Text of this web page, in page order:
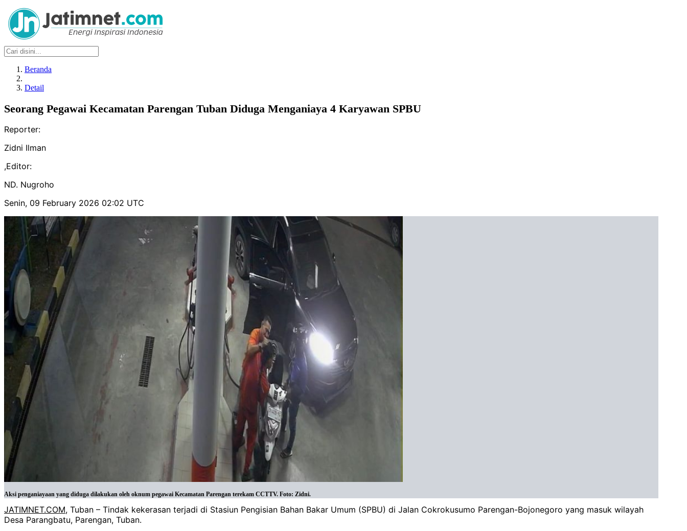
Beranda
Detail
Seorang Pegawai Kecamatan Parengan Tuban Diduga Menganiaya 4 Karyawan SPBU
Reporter:
Zidni Ilman
,Editor:
ND. Nugroho
Senin, 09 February 2026 02:02 UTC
Aksi penganiayaan yang diduga dilakukan oleh oknum pegawai Kecamatan Parengan terekam CCTTV. Foto: Zidni.
JATIMNET.COM, Tuban – Tindak kekerasan terjadi di Stasiun Pengisian Bahan Bakar Umum (SPBU) di Jalan Cokrokusumo Parengan-Bojonegoro yang masuk wilayah
Desa Parangbatu, Parengan, Tuban.